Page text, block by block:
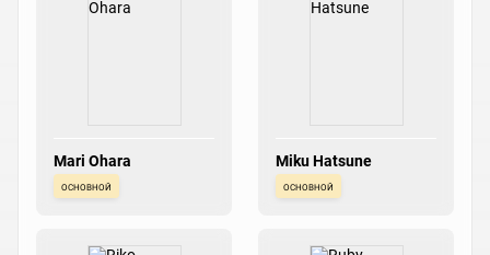
Mari Ohara
основной
Miku Hatsune
основной